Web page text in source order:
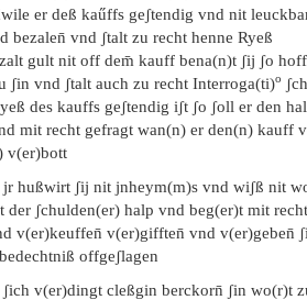
er deß kaűffs geʃtendig vnd nit
bezalen̄ vnd ʃtalt zu recht henne Ryeß
gult nit off dem̄ kauff bena(n)t ʃij ʃo
ʃin vnd ʃtalt auch zu recht Interroga(ti)o
des kauffs geʃtendig iʃt ʃo ʃoll er den
mit recht gefragt wan(n) er den(n) kauff
v(er)bott
jr hußwirt ʃij nit jnheym(m)s vnd wiʃß nit
der ʃchulden(er) halp vnd beg(er)t mit
v(er)keuffen̄ v(er)gifften̄ vnd v(er)geben̄
offgeʃlagen
v(er)dingt cleßgin berckorn̄ ʃin wo(r)t